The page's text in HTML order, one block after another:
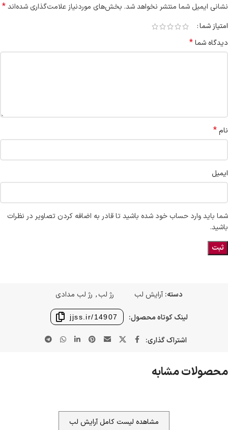
نشانی ایمیل شما منتشر نخواهد شد. بخش‌های موردنیاز علامت‌گذاری شده‌اند*
امتیاز شما
دیدگاه شما*
نام*
ایمیل
شما باید وارد حساب خود شده باشید تا قادر به اضافه کردن تصاویر در نظرات
باشید.
دسته: آرایش لب رژ لب, رژ لب مدادی
لینک کوتاه محصول: jjss.ir/14907
اشتراک گذاری:
محصولات مشابه
مشاهده لیست کامل آرایش لب